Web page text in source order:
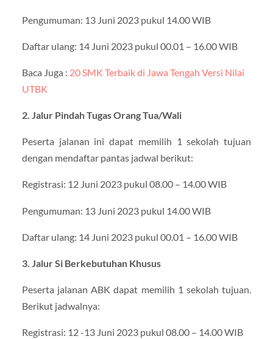
Pengumuman: 13 Juni 2023 pukul 14.00 WIB
Daftar ulang: 14 Juni 2023 pukul 00.01 – 16.00 WIB
Baca Juga : 20 SMK Terbaik di Jawa Tengah Versi Nilai
UTBK
2. Jalur Pindah Tugas Orang Tua/Wali
Peserta jalanan ini dapat memilih 1 sekolah tujuan
dengan mendaftar pantas jadwal berikut:
Registrasi: 12 Juni 2023 pukul 08.00 – 14.00 WIB
Pengumuman: 13 Juni 2023 pukul 14.00 WIB
Daftar ulang: 14 Juni 2023 pukul 00.01 – 16.00 WIB
3. Jalur Si Berkebutuhan Khusus
Peserta jalanan ABK dapat memilih 1 sekolah tujuan.
Berikut jadwalnya:
Registrasi: 12 -13 Juni 2023 pukul 08.00 – 14.00 WIB